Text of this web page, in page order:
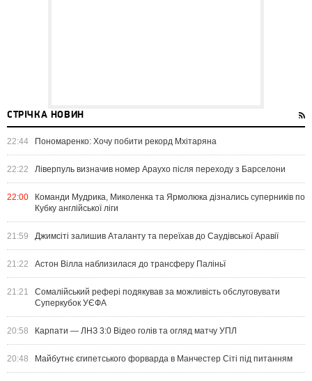
СТРІЧКА НОВИН
22:44 Пономаренко: Хочу побити рекорд Мхітаряна
22:22 Ліверпуль визначив номер Араухо після переходу з Барселони
22:00
Команди Мудрика, Миколенка та Ярмолюка дізнались суперників по
Кубку англійської ліги
21:59 Джимсіті залишив Аталанту та переїхав до Саудівської Аравії
21:22 Астон Вілла наблизилася до трансферу Паліньї
21:21
Сомалійський рефері подякував за можливість обслуговувати
Суперкубок УЄФА
20:58 Карпати — ЛНЗ 3:0 Відео голів та огляд матчу УПЛ
20:48 Майбутнє єгипетського форварда в Манчестер Сіті під питанням